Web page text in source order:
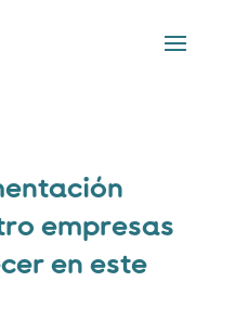
empresas
en este